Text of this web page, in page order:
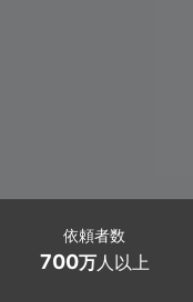
依頼者数
700万人以上